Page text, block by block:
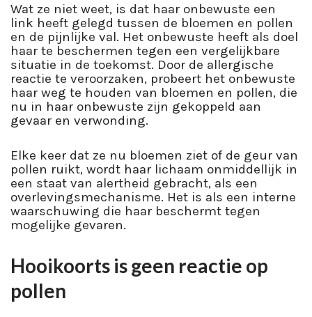
Wat ze niet weet, is dat haar onbewuste een
link heeft gelegd tussen de bloemen en pollen
en de pijnlijke val. Het onbewuste heeft als doel
haar te beschermen tegen een vergelijkbare
situatie in de toekomst. Door de allergische
reactie te veroorzaken, probeert het onbewuste
haar weg te houden van bloemen en pollen, die
nu in haar onbewuste zijn gekoppeld aan
gevaar en verwonding.
Elke keer dat ze nu bloemen ziet of de geur van
pollen ruikt, wordt haar lichaam onmiddellijk in
een staat van alertheid gebracht, als een
overlevingsmechanisme. Het is als een interne
waarschuwing die haar beschermt tegen
mogelijke gevaren.
Hooikoorts is geen reactie op
pollen